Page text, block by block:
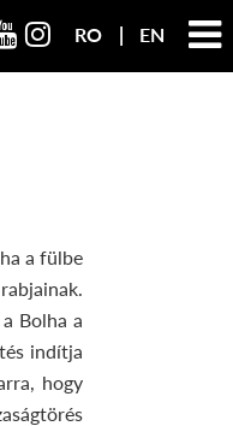
RO EN
a fülbe
Bolha a
indítja
hogy